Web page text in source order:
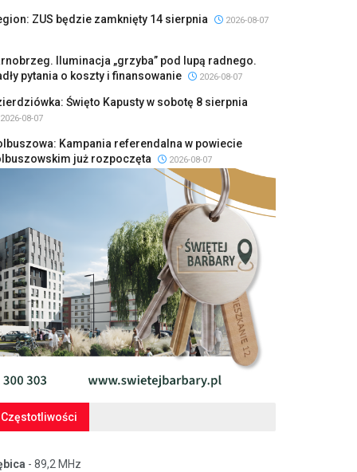
ZUS będzie zamknięty 14 sierpnia 2026-08-07
Iluminacja „grzyba” pod lupą radnego.
pytania o koszty i finansowanie
2026-08-07
Święto Kapusty w sobotę 8 sierpnia
2026-08-07
Kampania referendalna w powiecie
już rozpoczęta
2026-08-07
Częstotliwości
- 89,2 MHz